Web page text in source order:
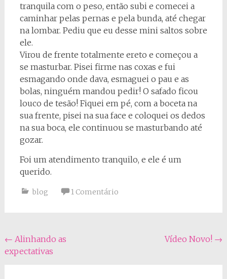
tranquila com o peso, então subi e comecei a
caminhar pelas pernas e pela bunda, até chegar
na lombar. Pediu que eu desse mini saltos sobre
ele.
Virou de frente totalmente ereto e começou a
se masturbar. Pisei firme nas coxas e fui
esmagando onde dava, esmaguei o pau e as
bolas, ninguém mandou pedir! O safado ficou
louco de tesão! Fiquei em pé, com a boceta na
sua frente, pisei na sua face e coloquei os dedos
na sua boca, ele continuou se masturbando até
gozar.
Foi um atendimento tranquilo, e ele é um
querido.
blog 1 Comentário
Navegação
do
← Alinhando as
expectativas
Vídeo Novo! →